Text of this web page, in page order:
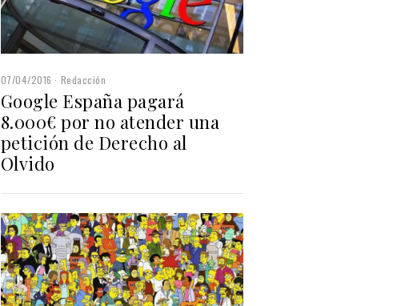
07/04/2016 Redacción
Google España pagará
8.000€ por no atender una
petición de Derecho al
Olvido